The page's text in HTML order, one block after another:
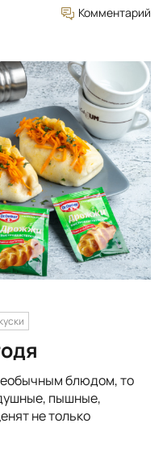
Комментарий
блюдом, то
пышные,
не только